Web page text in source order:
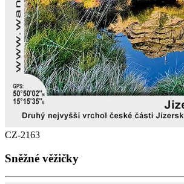
CZ-2163
Sněžné věžičky